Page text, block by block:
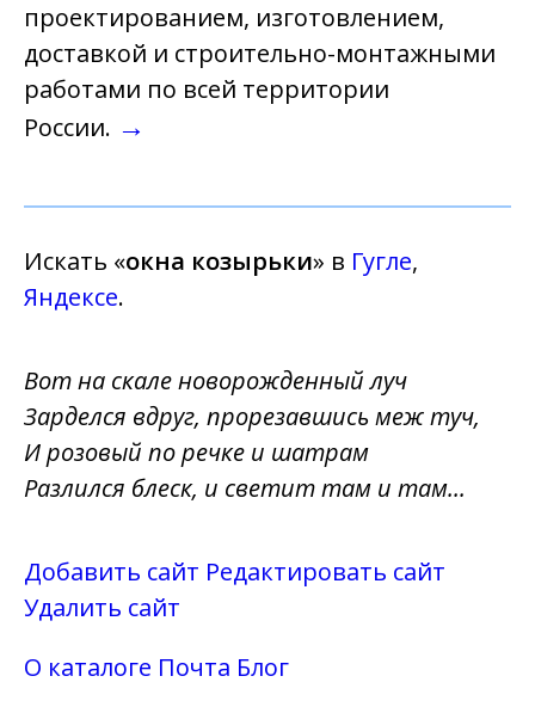
проектированием, изготовлением,
доставкой и строительно-монтажными
работами по всей территории
России. →
Искать «окна козырьки» в Гугле,
Яндексе.
Вот на скале новорожденный луч
Зарделся вдруг, прорезавшись меж туч,
И розовый по речке и шатрам
Разлился блеск, и светит там и там...
Добавить сайт Редактировать сайт
Удалить сайт
О каталоге Почта Блог